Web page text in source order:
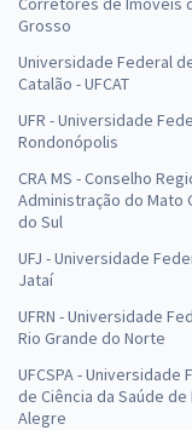
Prefeitura de Catalão -
Prefeitura de Catalão -
Grosso
Universidade Federal
Catalão - UFCAT
UFR - Universidade
Rondonópolis
CRA MS - Conselho
Administração do Mato
do Sul
UFJ - Universidade
Jataí
UFRN - Universidade
Rio Grande do Norte
UFCSPA - Universidade
de Ciência da Saúde
Alegre